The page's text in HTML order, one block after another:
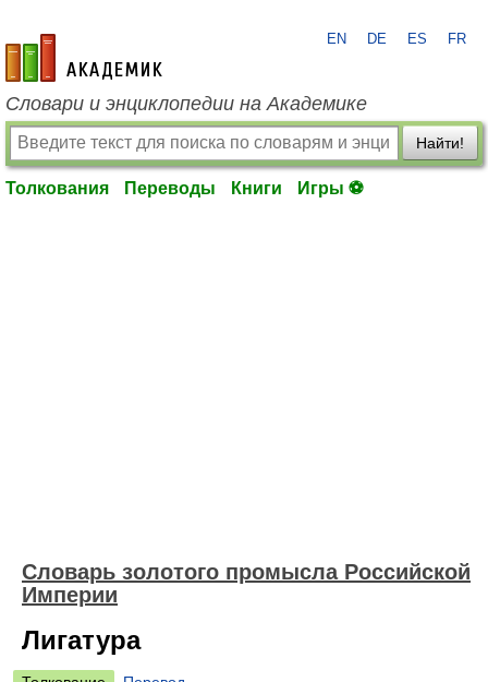
academic.ru
EN DE ES FR
Словари и энциклопедии на Академике
Найти!
Толкования Переводы Книги Игры ⚽
Словарь золотого промысла Российской
Империи
Лигатура